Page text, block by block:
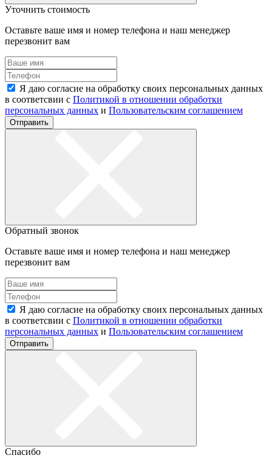
Уточнить стоимость
Оставьте ваше имя и номер телефона и наш менеджер
перезвонит вам
Я даю согласие на обработку своих персональных данных
в соответсвии с Политикой в отношении обработки
персональных данных и Пользовательским соглашением
Отправить
Обратный звонок
Оставьте ваше имя и номер телефона и наш менеджер
перезвонит вам
Я даю согласие на обработку своих персональных данных
в соответсвии с Политикой в отношении обработки
персональных данных и Пользовательским соглашением
Отправить
Спасибо